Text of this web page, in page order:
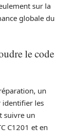
sur la
globale du
le code
un
les
suivre un
C1201 et en